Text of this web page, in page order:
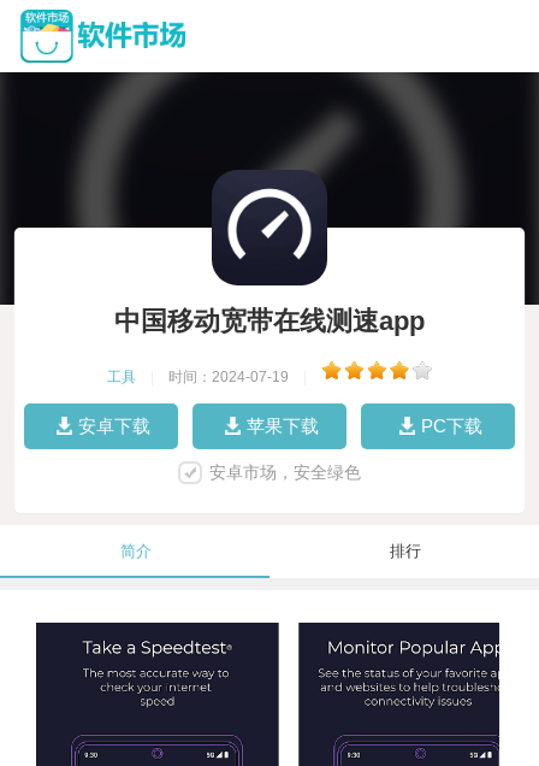
中国移动宽带在线测速app
工具 时间：2024-07-19
安卓下载 苹果下载 PC下载
安卓市场，安全绿色
简介 排行